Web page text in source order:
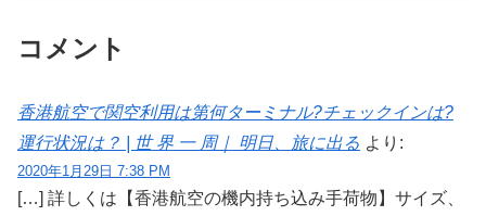
コメント
香港航空で関空利用は第何ターミナル?チェックインは?
運行状況は？ | 世 界 一 周｜ 明日、旅に出る より:
2020年1月29日 7:38 PM
[…] 詳しくは【香港航空の機内持ち込み手荷物】サイズ、